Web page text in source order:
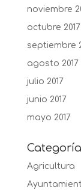
noviembre
octubre 2017
septiembre
agosto 2017
julio 2017
junio 2017
mayo 2017
Agricultura